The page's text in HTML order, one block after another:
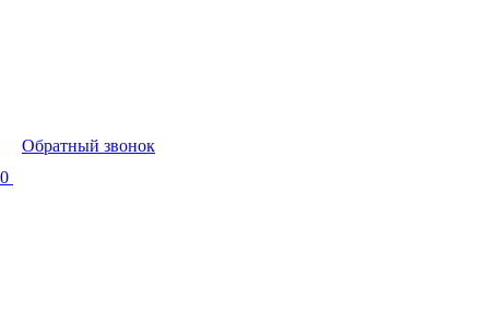
Обратный звонок